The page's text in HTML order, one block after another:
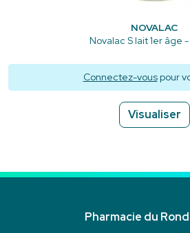
NOVALAC
Novalac S lait 1er âge
Connectez-vouspour
Visualiser
Pharmacie du